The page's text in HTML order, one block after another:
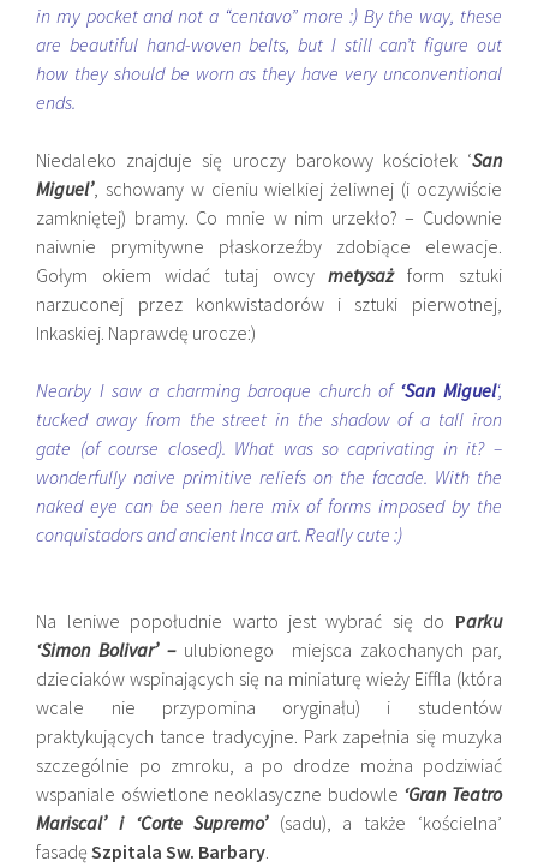
in my pocket and not a “centavo” more :) By the way, these
are beautiful hand-woven belts, but I still can’t figure out
how they should be worn as they have very unconventional
ends.
Niedaleko znajduje się uroczy barokowy kościołek ‘San
Miguel’, schowany w cieniu wielkiej żeliwnej (i oczywiście
zamkniętej) bramy. Co mnie w nim urzekło? – Cudownie
naiwnie prymitywne płaskorzeźby zdobiące elewacje.
Gołym okiem widać tutaj owcy metysażform sztuki
narzuconej przez konkwistadorów i sztuki pierwotnej,
Inkaskiej. Naprawdę urocze:)
Nearby I saw a charming baroque church of ‘San Miguel‘,
tucked away from the street in the shadow of a tall iron
gate (of course closed). What was so caprivating in it? –
wonderfully naive primitive reliefs on the facade. With the
naked eye can be seen here mix of forms imposed by the
conquistadors and ancient Inca art. Really cute :)
Na leniwe popołudnie warto jest wybrać się do Parku
‘Simon Bolivar’ – ulubionego miejsca zakochanych par,
dzieciaków wspinających się na miniaturę wieży Eiffla (która
wcale nie przypomina oryginału) i studentów
praktykujących tance tradycyjne. Park zapełnia się muzyka
szczególnie po zmroku, a po drodze można podziwiać
wspaniale oświetlone neoklasyczne budowle ‘Gran Teatro
Mariscal’ i ‘Corte Supremo’ (sadu), a także ‘kościelna’
fasadęSzpitala Sw. Barbary.